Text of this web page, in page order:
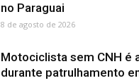
no Paraguai
8 de agosto de 2026
Motociclista sem CNH é
durante patrulhamento